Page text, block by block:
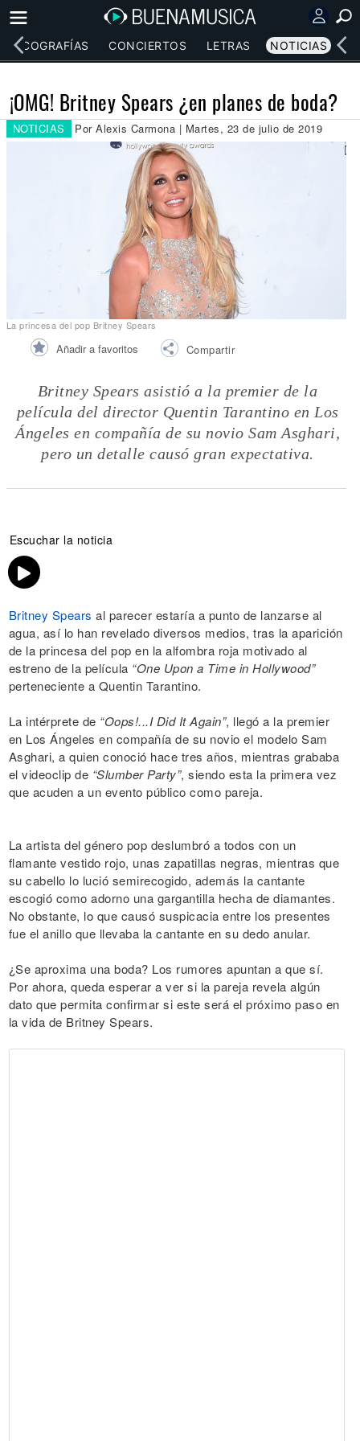
DISCOGRAFÍAS CONCIERTOS LETRAS NOTICIAS
¡OMG! Britney Spears ¿en planes de boda?
NOTICIAS Por Alexis Carmona | Martes, 23 de julio de 2019
La princesa del pop Britney Spears
Añadir a favoritos Compartir
Britney Spears asistió a la premier de la
película del director Quentin Tarantino en Los
Ángeles en compañía de su novio Sam Asghari,
pero un detalle causó gran expectativa.
Escuchar la noticia
Britney Spears al parecer estaría a punto de lanzarse al
agua, así lo han revelado diversos medios, tras la aparición
de la princesa del pop en la alfombra roja motivado al
estreno de la película “One Upon a Time in Hollywood”
perteneciente a Quentin Tarantino.
La intérprete de “Oops!...I Did It Again”, llegó a la premier
en Los Ángeles en compañía de su novio el modelo Sam
Asghari, a quien conoció hace tres años, mientras grababa
el videoclip de “Slumber Party”, siendo esta la primera vez
que acuden a un evento público como pareja.
La artista del género pop deslumbró a todos con un
flamante vestido rojo, unas zapatillas negras, mientras que
su cabello lo lució semirecogido, además la cantante
escogió como adorno una gargantilla hecha de diamantes.
No obstante, lo que causó suspicacia entre los presentes
fue el anillo que llevaba la cantante en su dedo anular.
¿Se aproxima una boda? Los rumores apuntan a que sí.
Por ahora, queda esperar a ver si la pareja revela algún
dato que permita confirmar si este será el próximo paso en
la vida de Britney Spears.